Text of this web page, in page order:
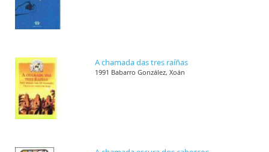
A chamada das tres raíñas
1991 Babarro González, Xoán